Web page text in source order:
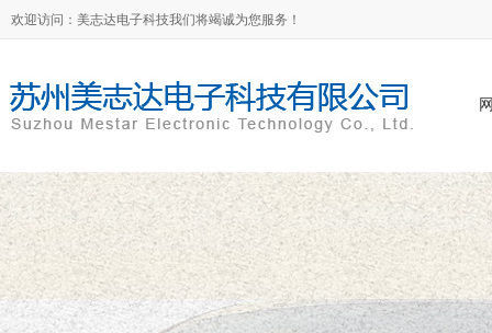
欢迎访问：美志达电子科技我们将竭诚为您服务！